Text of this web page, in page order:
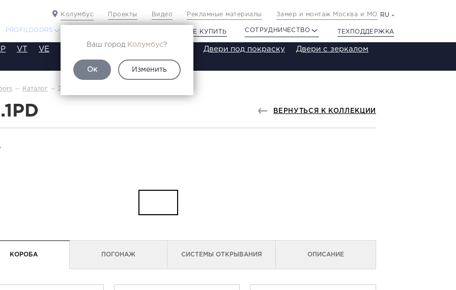
Колумбус
Ваш город Колумбус?
Ок Изменить
Проекты Видео Рекламные материалы Замер и монтаж Москва и МО RU
PROFILDOORS ГДЕ КУПИТЬ СОТРУДНИЧЕСТВО ТЕХПОДДЕРЖКА
VT VE SA SE ST SW Двери под покраску Двери с зеркалом
Каталог 2.1.1PD
ВЕРНУТЬСЯ К КОЛЛЕКЦИИ
КОРОБА ПОГОНАЖ СИСТЕМЫ ОТКРЫВАНИЯ ОПИСАНИЕ